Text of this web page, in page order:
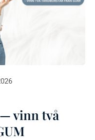
vinn två